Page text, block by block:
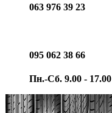
063 976 39 23
095 062 38 66
Пн.-Сб. 9.00 - 17.00